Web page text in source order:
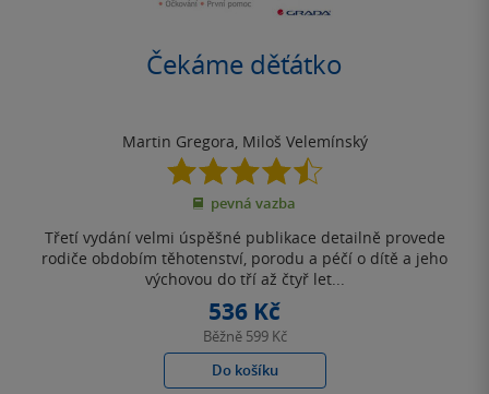
Čekáme děťátko
Martin Gregora, Miloš Velemínský
4.5
z
5
pevná vazba
Třetí vydání velmi úspěšné publikace detailně provede
rodiče obdobím těhotenství, porodu a péčí o dítě a jeho
výchovou do tří až čtyř let...
536 Kč
Běžně 599 Kč
Do košíku